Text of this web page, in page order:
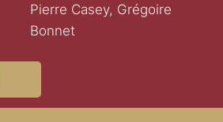
Pierre Casey, Grégoire
Bonnet